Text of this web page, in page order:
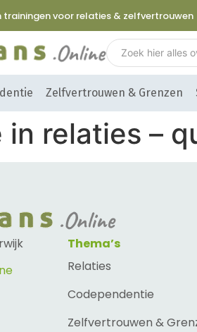
trainingen voor relaties & zelfvertrouwen
Zelfvertrouwen & Grenzen
in relaties –
Thema’s
Relaties
Codependentie
Zelfvertrouwen &